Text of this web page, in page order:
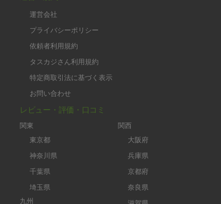
運営会社
プライバシーポリシー
依頼者利用規約
タスカジさん利用規約
特定商取引法に基づく表示
お問い合わせ
レビュー・評価・口コミ
関東
東京都
神奈川県
千葉県
埼玉県
九州
関西
大阪府
兵庫県
京都府
奈良県